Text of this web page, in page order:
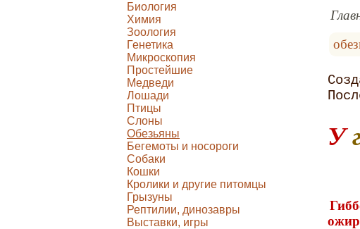
Биология
Химия
Зоология
Генетика
Микроскопия
Простейшие
Медведи
Лошади
Птицы
Слоны
Обезьяны
Бегемоты и носороги
Собаки
Кошки
Кролики и другие питомцы
Грызуны
Рептилии, динозавры
Выставки, игры